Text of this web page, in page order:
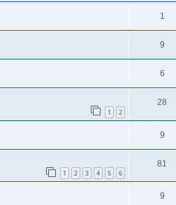
1
9
6
1 2
28
9
1 2 3 4 5 6
81
9